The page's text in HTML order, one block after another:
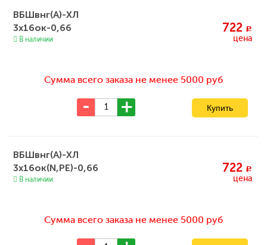
ВБШвнг(А)-ХЛ
3х16ок-0,66
В наличии
722 c
цена
Сумма всего заказа не менее 5000 руб
ВБШвнг(А)-ХЛ
3х16ок(N,PE)-0,66
В наличии
722 c
цена
Сумма всего заказа не менее 5000 руб